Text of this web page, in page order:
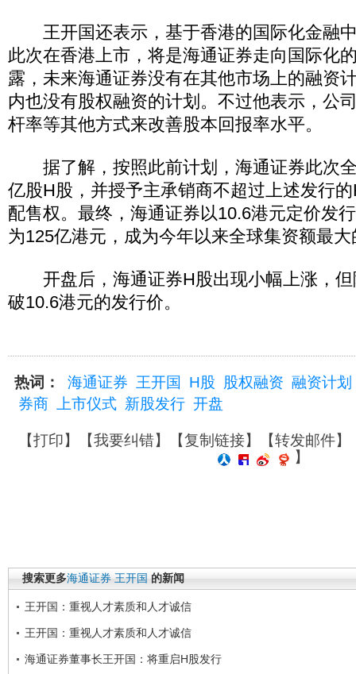
王开国还表示，基于香港的国际化金融
此次在香港上市，将是海通证券走向国际化
露，未来海通证券没有在其他市场上的融资
内也没有股权融资的计划。不过他表示，公
杆率等其他方式来改善股本回报率水平。
据了解，按照此前计划，海通证券此次
亿股H股，并授予主承销商不超过上述发行
配售权。最终，海通证券以10.6港元定价发
为125亿港元，成为今年以来全球集资额最
开盘后，海通证券H股出现小幅上涨，但
破10.6港元的发行价。
热词： 海通证券 王开国 H股 股权融资 融资计划
券商
上市仪式 新股发行 开盘
【打印】【我要纠错】【复制链接】【转发邮件】
】
搜索更多海通证券 王开国 的新闻
王开国：重视人才素质和人才诚信
王开国：重视人才素质和人才诚信
海通证券董事长王开国：将重启H股发行